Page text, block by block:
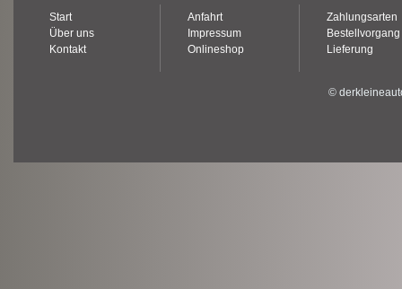
Start
Über uns
Kontakt
Anfahrt
Impressum
Onlineshop
Zahlungsarten
Bestellvorgang
Lieferung
©